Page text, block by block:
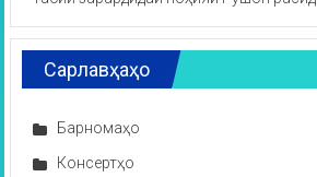
Сарлавҳаҳо
Барномаҳо
Консертҳо